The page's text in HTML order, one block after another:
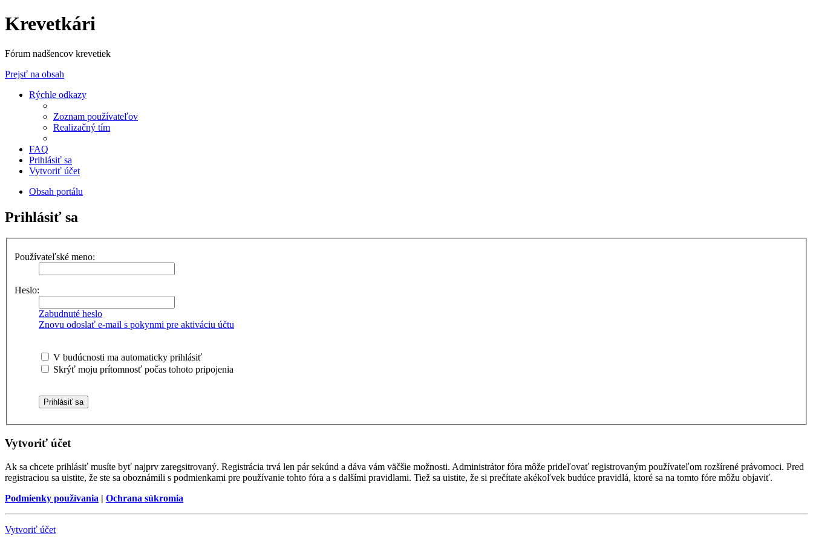
Krevetkári
Fórum nadšencov krevetiek
Prejsť na obsah
Rýchle odkazy
Zoznam používateľov
Realizačný tím
FAQ
Prihlásiť sa
Vytvoriť účet
Obsah portálu
Prihlásiť sa
Používateľské meno:
Heslo:
Zabudnuté heslo
Znovu odoslať e-mail s pokynmi pre aktiváciu účtu
V budúcnosti ma automaticky prihlásiť
Skrýť moju prítomnosť počas tohoto pripojenia
Vytvoriť účet
Ak sa chcete prihlásiť musíte byť najprv zaregsitrovaný. Registrácia trvá len pár sekúnd a dáva vám väčšie možnosti. Administrátor fóra môže prideľovať registrovaným používateľom rozšírené právomoci. Pred
registraciou sa uistite, že ste sa oboznámili s podmienkami pre používanie tohto fóra a s dalšími pravidlami. Tiež sa uistite, že si prečítate akékoľvek budúce pravidlá, ktoré sa na tomto fóre môžu objaviť.
Podmienky používania | Ochrana súkromia
Vytvoriť účet